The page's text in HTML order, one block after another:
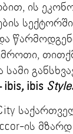
ის
ibis, ibis
ის